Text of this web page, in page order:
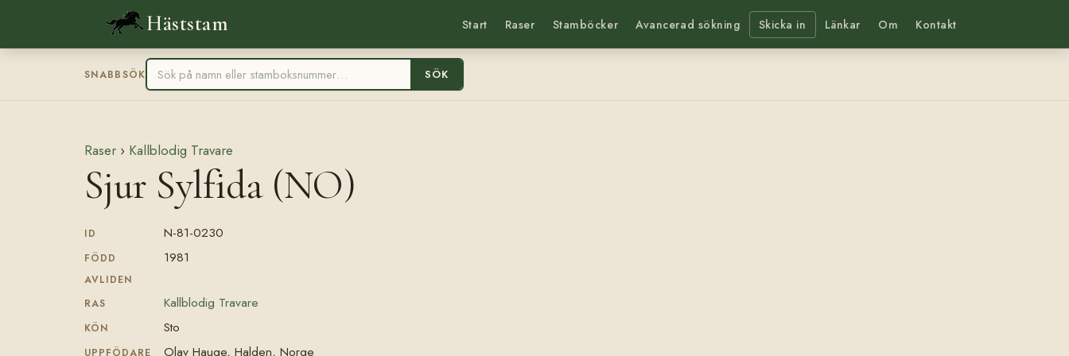
Häststam Start Raser Stamböcker Avancerad sökning Skicka in Länkar Om Kontakt
SNABBSÖK SÖK
Raser › Kallblodig Travare
Sjur Sylfida (NO)
ID N-81-0230
FÖDD 1981
AVLIDEN
RAS
Kallblodig Travare
KÖN Sto
UPPFÖDARE Olav Hauge, Halden, Norge